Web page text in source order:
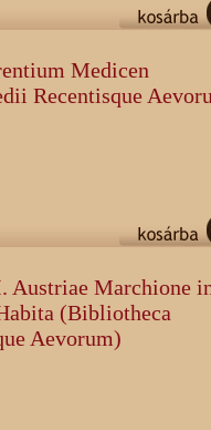
Medicen
Recentisque
Austriae Marchione
(Bibliotheca
Aevorum)